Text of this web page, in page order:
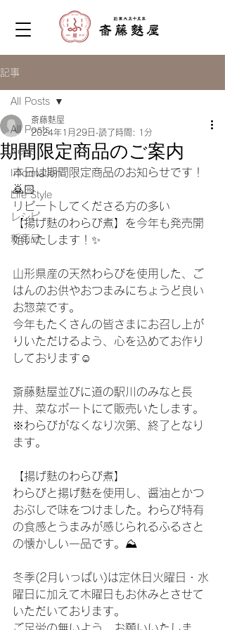
記事
All Posts
News
Information
Life Style
レシピ
新商品
All Posts
期間限定商品のご案内
斎藤麩屋
2024年1月29日 読了時間: 1分
⁡本日は期間限定商品のお知らせです！
🙇🏻
リピートしてくださる方の多い
【揚げ麩のわらび煮】を今年も発売開
始いたします！✨
山形県産の天然わらびを使用した、ご
はんのお供やおつまみにちょうど良い
お惣菜です。
今年もたくさんの皆さまにお召し上が
りいただけるよう、心を込めてお作り
しております☺️
斎藤麩屋並びに道の駅川のみなと長
井、菜なポートにて販売いたします。
※わらびがなくなり次第、終了となり
ます。
【揚げ麩のわらび煮】
わらびと揚げ麩を使用し、醤油とかつ
おぶしで味をつけました。わらび特有
の食感とうまみが感じられるふるさと
の懐かしい一品です。⛰
冬季(2月いっぱい)は定休日火曜日・水
曜日に加えて木曜日もお休みとさせて
いただいております。